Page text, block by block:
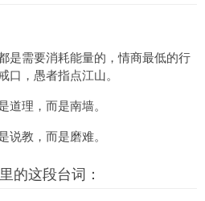
是需要消耗能量的，情商最低的行
，愚者指点江山。
理，而是南墙。
教，而是磨难。
的这段台词：